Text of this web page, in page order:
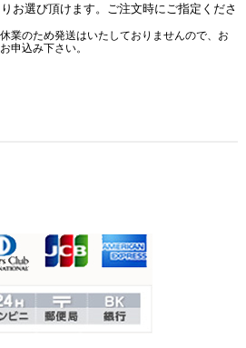
お選び頂けます。ご注文時にご指定くださ
業のため発送はいたしておりませんので、お
申込み下さい。